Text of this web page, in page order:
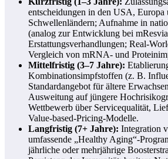
entscheidungen in den USA, Europa
Schwellenländern; Aufnahme in
(analog zur Entwicklung bei
Erstattungsverhandlungen; Real-
Vergleich von mRNA- und
Mittelfristig (3–7 Jahre):
Kombinationsimpfstoffen (z. B.
Standardangebot für ältere
Ausweitung auf jüngere
Wettbewerb über Servicequalität,
Value-based-Pricing-Modelle.
Langfristig (7+ Jahre): Integration
umfassende „Healthy Aging“-
jährliche oder mehrjährige